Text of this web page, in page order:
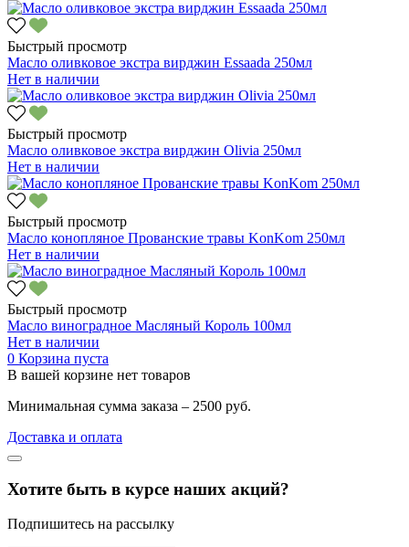
Быстрый просмотр
Масло оливковое экстра вирджин Essaada 250мл
Нет в наличии
Быстрый просмотр
Масло оливковое экстра вирджин Olivia 250мл
Нет в наличии
Быстрый просмотр
Масло конопляное Прованские травы KonKom 250мл
Нет в наличии
Быстрый просмотр
Масло виноградное Масляный Король 100мл
Нет в наличии
0 Корзина пуста
В вашей корзине нет товаров
Минимальная сумма заказа – 2500 руб.
Доставка и оплата
Хотите быть в курсе наших акций?
Подпишитесь на рассылку